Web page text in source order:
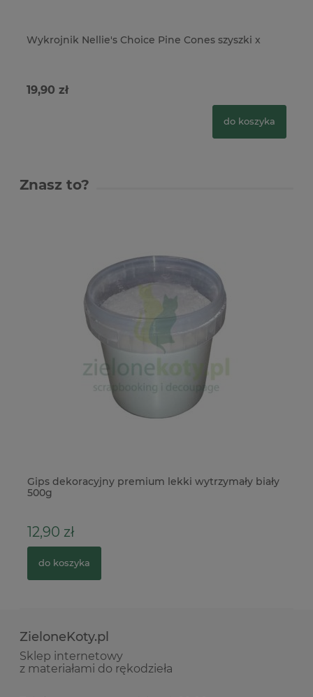
Wykrojnik Nellie's Choice Pine Cones szyszki x
19,90 zł
do koszyka
Znasz to?
Gips dekoracyjny premium lekki wytrzymały biały
500g
12,90 zł
do koszyka
ZieloneKoty.pl
Sklep internetowy
z materiałami do rękodzieła